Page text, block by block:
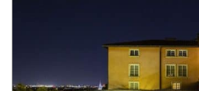
💎The
Séminaire Auvergne-Rhône-
(69)